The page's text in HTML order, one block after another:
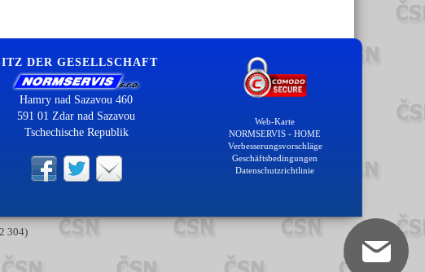
DER GESELLSCHAFT
Hamry nad Sazavou 460
591 01 Zdar nad Sazavou
Tschechische Republik
Web-Karte
NORMSERVIS - HOME
Verbesserungsvorschläge
Geschäftsbedingungen
Datenschutzrichtlinie
304)